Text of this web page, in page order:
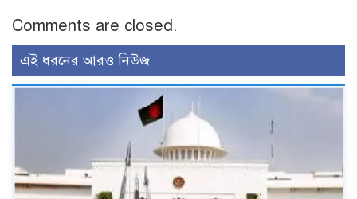
Comments are closed.
এই ধরনের আরও নিউজ